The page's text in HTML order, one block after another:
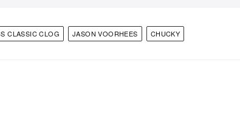
CLASSIC CLOG JASON VOORHEES CHUCKY